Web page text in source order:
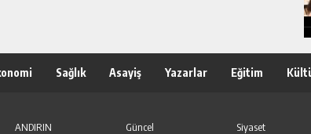
Sağlık Asayiş Yazarlar Eğitim
ANDIRIN Güncel Siyaset